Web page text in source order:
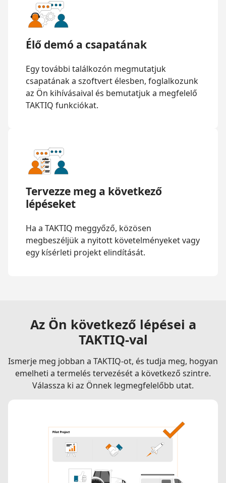
Élő demó a csapatának
Egy további találkozón megmutatjuk
csapatának a szoftvert élesben, foglalkozunk
az Ön kihívásaival és bemutatjuk a megfelelő
TAKTIQ funkciókat.
Tervezze meg a következő
lépéseket
Ha a TAKTIQ meggyőző, közösen
megbeszéljük a nyitott követelményeket vagy
egy kísérleti projekt elindítását.
Az Ön következő lépései a
TAKTIQ-val
Ismerje meg jobban a TAKTIQ-ot, és tudja meg, hogyan
emelheti a termelés tervezését a következő szintre.
Válassza ki az Önnek legmegfelelőbb utat.